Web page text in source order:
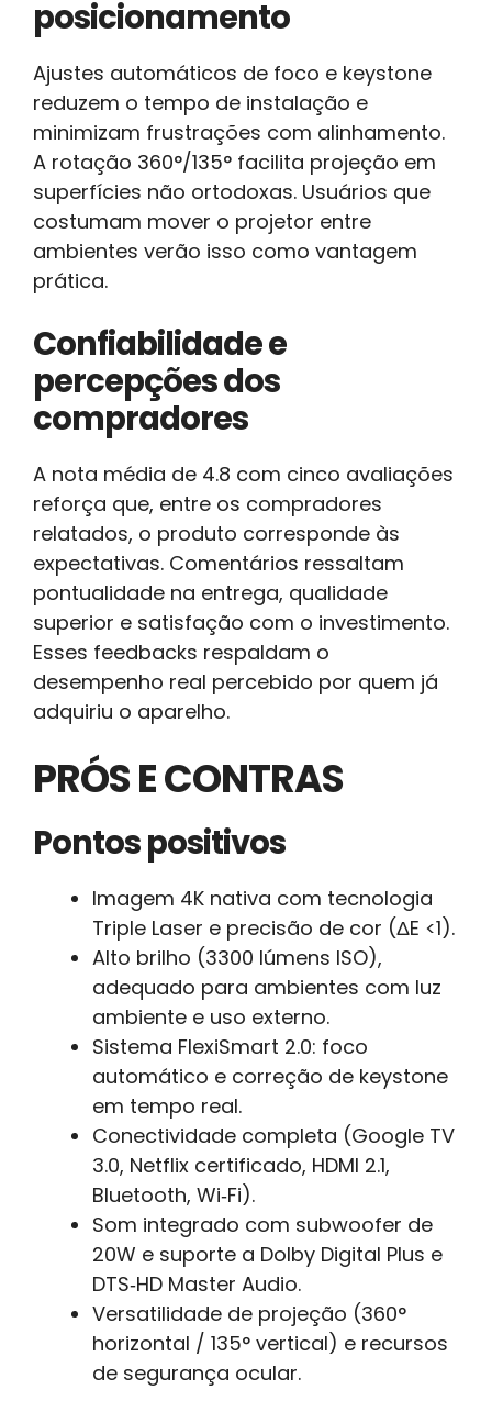
posicionamento
Ajustes automáticos de foco e keystone
reduzem o tempo de instalação e
minimizam frustrações com alinhamento.
A rotação 360°/135° facilita projeção em
superfícies não ortodoxas. Usuários que
costumam mover o projetor entre
ambientes verão isso como vantagem
prática.
Confiabilidade e
percepções dos
compradores
A nota média de 4.8 com cinco avaliações
reforça que, entre os compradores
relatados, o produto corresponde às
expectativas. Comentários ressaltam
pontualidade na entrega, qualidade
superior e satisfação com o investimento.
Esses feedbacks respaldam o
desempenho real percebido por quem já
adquiriu o aparelho.
PRÓS E CONTRAS
Pontos positivos
Imagem 4K nativa com tecnologia
Triple Laser e precisão de cor (ΔE <1).
Alto brilho (3300 lúmens ISO),
adequado para ambientes com luz
ambiente e uso externo.
Sistema FlexiSmart 2.0: foco
automático e correção de keystone
em tempo real.
Conectividade completa (Google TV
3.0, Netflix certificado, HDMI 2.1,
Bluetooth, Wi‑Fi).
Som integrado com subwoofer de
20W e suporte a Dolby Digital Plus e
DTS‑HD Master Audio.
Versatilidade de projeção (360°
horizontal / 135° vertical) e recursos
de segurança ocular.